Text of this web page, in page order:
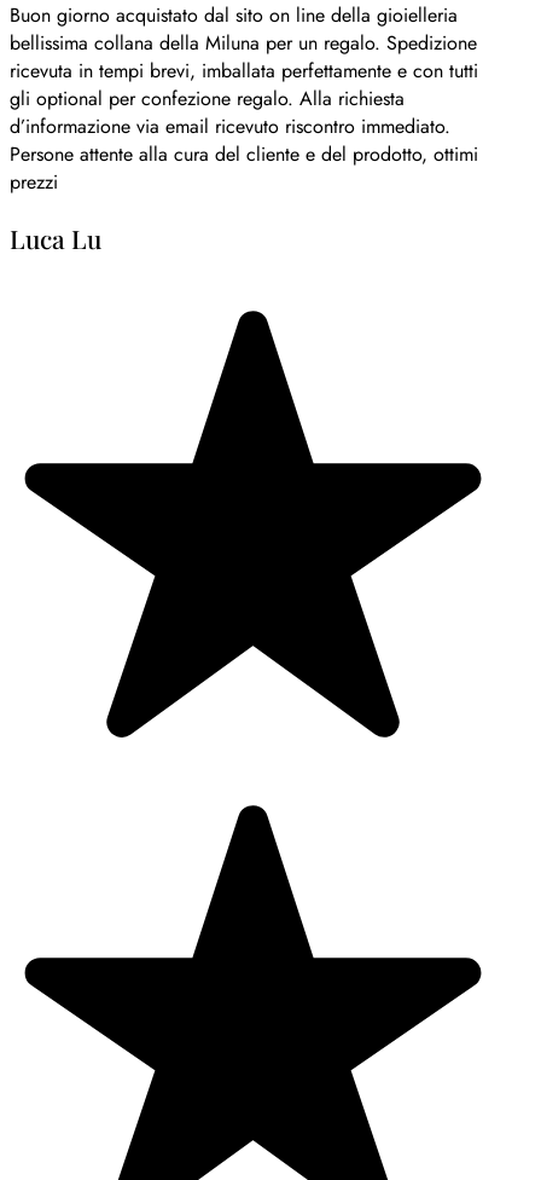
Buon giorno acquistato dal sito on line della gioielleria
bellissima collana della Miluna per un regalo. Spedizione
ricevuta in tempi brevi, imballata perfettamente e con tutti
gli optional per confezione regalo. Alla richiesta
d’informazione via email ricevuto riscontro immediato.
Persone attente alla cura del cliente e del prodotto, ottimi
prezzi
Luca Lu